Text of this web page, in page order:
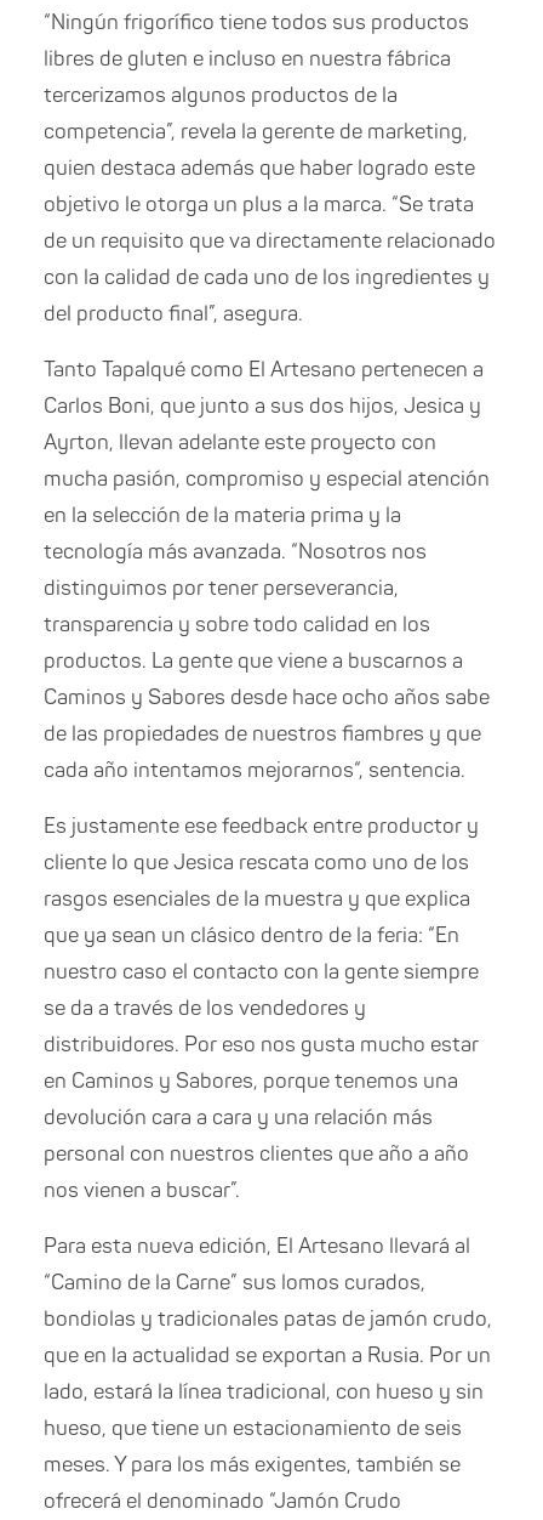
“Ningún frigorífico tiene todos sus productos
libres de gluten e incluso en nuestra fábrica
tercerizamos algunos productos de la
competencia”, revela la gerente de marketing,
quien destaca además que haber logrado este
objetivo le otorga un plus a la marca. “Se trata
de un requisito que va directamente relacionado
con la calidad de cada uno de los ingredientes y
del producto final”, asegura.
Tanto Tapalqué como El Artesano pertenecen a
Carlos Boni, que junto a sus dos hijos, Jesica y
Ayrton, llevan adelante este proyecto con
mucha pasión, compromiso y especial atención
en la selección de la materia prima y la
tecnología más avanzada. “Nosotros nos
distinguimos por tener perseverancia,
transparencia y sobre todo calidad en los
productos. La gente que viene a buscarnos a
Caminos y Sabores desde hace ocho años sabe
de las propiedades de nuestros fiambres y que
cada año intentamos mejorarnos“, sentencia.
Es justamente ese feedback entre productor y
cliente lo que Jesica rescata como uno de los
rasgos esenciales de la muestra y que explica
que ya sean un clásico dentro de la feria: “En
nuestro caso el contacto con la gente siempre
se da a través de los vendedores y
distribuidores. Por eso nos gusta mucho estar
en Caminos y Sabores, porque tenemos una
devolución cara a cara y una relación más
personal con nuestros clientes que año a año
nos vienen a buscar”.
Para esta nueva edición, El Artesano llevará al
“Camino de la Carne” sus lomos curados,
bondiolas y tradicionales patas de jamón crudo,
que en la actualidad se exportan a Rusia. Por un
lado, estará la línea tradicional, con hueso y sin
hueso, que tiene un estacionamiento de seis
meses. Y para los más exigentes, también se
ofrecerá el denominado “Jamón Crudo